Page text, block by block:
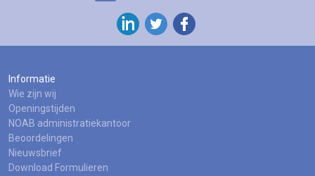
Informatie
Wie zijn wij
Openingstijden
NOAB administratiekantoor
Beoordelingen
Nieuwsbrief
Download Formulieren